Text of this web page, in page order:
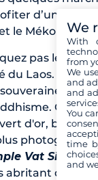
d’une vue
le Mékong.
pas le That
du Laos. Il est
Ce
d'or, brille
Vat Sisaket,
abritant des
We
With
from
We
and
and
You
time
and